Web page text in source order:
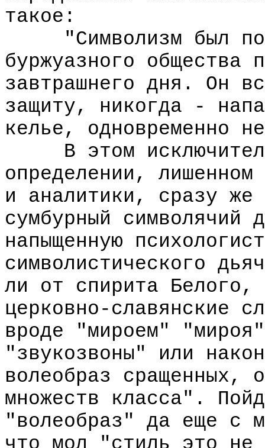
такое:
"Символизм был
буржуазного общества
завтрашнего дня. Он
защиту, никогда -
келье, одновременно
В этом
определении,
и аналитики, сразу же
сумбурный символячий
напыщенную
символистического
ли от спирита Белого,
церковно-славянские
вроде "мироем"
"звукозвоны" или
волеобраз сращенных,
множеств класса".
"волеобраз" да еще с